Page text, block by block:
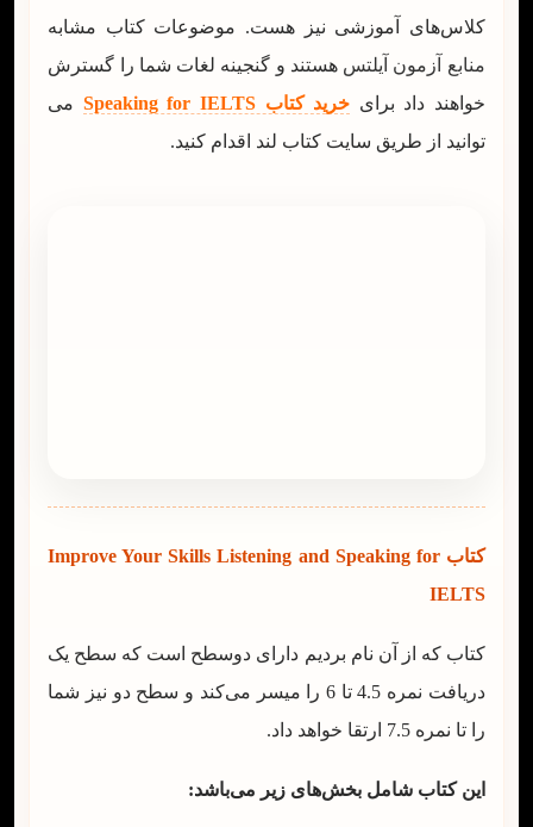
کلاس‌های آموزشی نیز هست. موضوعات کتاب مشابه
منابع آزمون آیلتس هستند و گنجینه لغات شما را گسترش
خواهند داد برای خرید کتاب Speaking for IELTS
می
توانید از طریق سایت کتاب لند اقدام کنید.
کتاب Improve Your Skills Listening and Speaking for
IELTS
کتاب که از آن نام بردیم دارای دوسطح است که سطح یک
دریافت نمره 4.5 تا 6 را میسر می‌کند و سطح دو نیز شما
را تا نمره 7.5 ارتقا خواهد داد.
این کتاب شامل بخش‌های زیر می‌باشد: